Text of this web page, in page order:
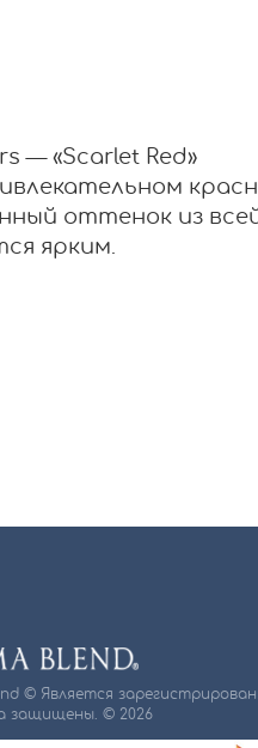
— «Scarlet Red»
оттенок из
ярким.
© Является
защищены. © 2026